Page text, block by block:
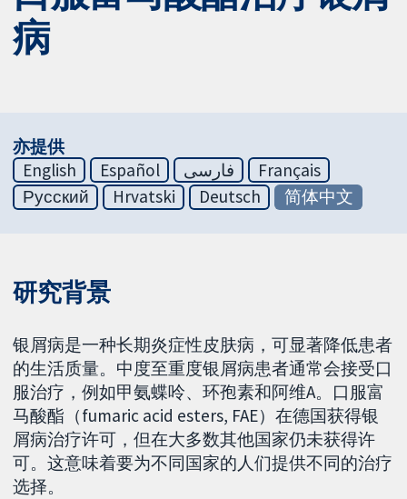
病
亦提供
English
Español فارسی
Français
Русский
Hrvatski Deutsch 简体中文
研究背景
银屑病是一种长期炎症性皮肤病，可显著降低患者
的生活质量。中度至重度银屑病患者通常会接受口
服治疗，例如甲氨蝶呤、环孢素和阿维A。口服富
马酸酯（fumaric acid esters, FAE）在德国获得银
屑病治疗许可，但在大多数其他国家仍未获得许
可。这意味着要为不同国家的人们提供不同的治疗
选择。